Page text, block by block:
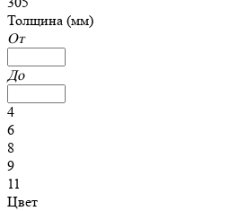
Толщина (мм)
От
До
4
6
8
9
11
Цвет